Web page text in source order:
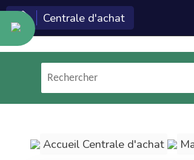
Centrale d'achat
Les
formation,
Accueil Centrale d'achat